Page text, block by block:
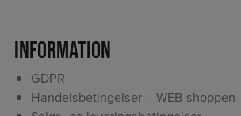
Information
GDPR
Handelsbetingelser – WEB-shoppen